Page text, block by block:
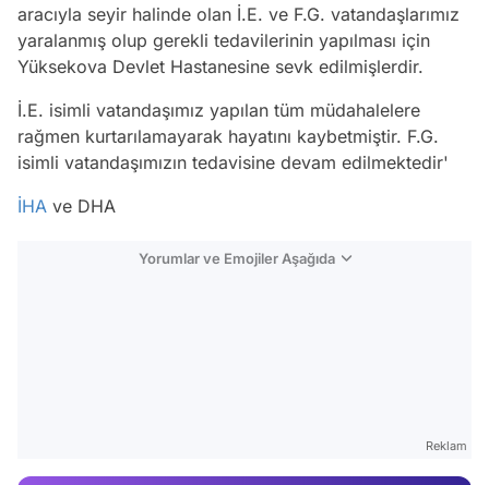
aracıyla seyir halinde olan İ.E. ve F.G. vatandaşlarımız
yaralanmış olup gerekli tedavilerinin yapılması için
Yüksekova Devlet Hastanesine sevk edilmişlerdir.
İ.E. isimli vatandaşımız yapılan tüm müdahalelere
rağmen kurtarılamayarak hayatını kaybetmiştir. F.G.
isimli vatandaşımızın tedavisine devam edilmektedir'
İHA ve DHA
Yorumlar ve Emojiler Aşağıda
Reklam